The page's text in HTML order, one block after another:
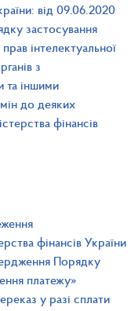
від 09.06.2020
застосування
інтелектуальної
з
та іншими
до деяких
фінансів
фінансів України
Порядку
платежу»
у разі сплати